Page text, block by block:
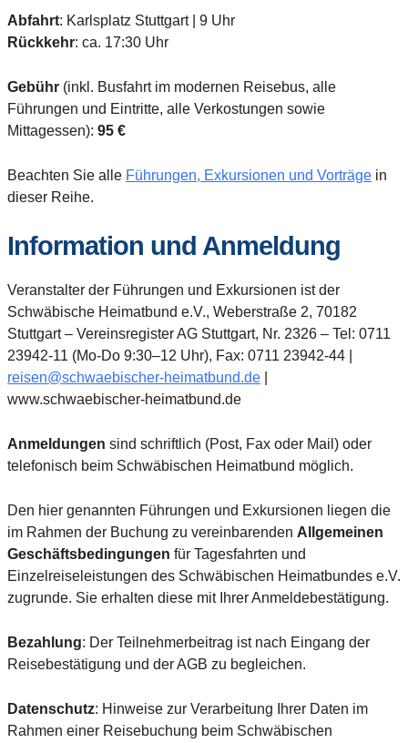
Abfahrt: Karlsplatz Stuttgart | 9 Uhr
Rückkehr: ca. 17:30 Uhr
Gebühr (inkl. Busfahrt im modernen Reisebus, alle
Führungen und Eintritte, alle Verkostungen sowie
Mittagessen): 95 €
Beachten Sie alle Führungen, Exkursionen und Vorträge in
dieser Reihe.
Information und Anmeldung
Veranstalter der Führungen und Exkursionen ist der
Schwäbische Heimatbund e.V., Weberstraße 2, 70182
Stuttgart – Vereinsregister AG Stuttgart, Nr. 2326 – Tel: 0711
23942-11 (Mo-Do 9:30–12 Uhr), Fax: 0711 23942-44 |
reisen@schwaebischer-heimatbund.de
www.schwaebischer-heimatbund.de
Anmeldungen sind schriftlich (Post, Fax oder Mail) oder
telefonisch beim Schwäbischen Heimatbund möglich.
Den hier genannten Führungen und Exkursionen liegen die
im Rahmen der Buchung zu vereinbarenden Allgemeinen
Geschäftsbedingungen für Tagesfahrten und
Einzelreiseleistungen des Schwäbischen Heimatbundes e.V.
zugrunde. Sie erhalten diese mit Ihrer Anmeldebestätigung.
Bezahlung: Der Teilnehmerbeitrag ist nach Eingang der
Reisebestätigung und der AGB zu begleichen.
Datenschutz: Hinweise zur Verarbeitung Ihrer Daten im
Rahmen einer Reisebuchung beim Schwäbischen